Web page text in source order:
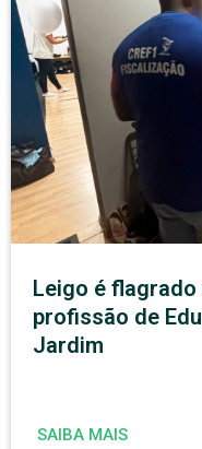
Leigo é
profissão de
Jardim
SAIBA MAIS